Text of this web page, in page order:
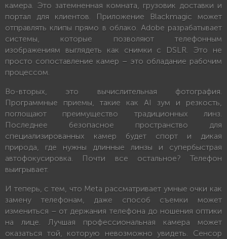
камера. Это затемненная комната, грузовик доставки и
портал для клиентов. Приложение Blackmagic может
отправлять клипы прямо в облако. Adobe разрабатывает
системы, которые позволяют телефонным
изображениям выглядеть как снимки с DSLR. Это не
просто сопоставление камер – это обладание рабочим
процессом.
Во-вторых, это вычислительная фотография.
Программные приемы, такие как AI зум и резкость,
поглощают преимущество традиционных линз.
Последнее безопасное пространство для
специализированных камер будет спорт и дикая
природа, где нужны длинные линзы и супербыстрая
автофокусировка. Почти все остальное? Телефон
выигрывает.
И теперь, с тем, что Meta рассматривает умные очки как
замену телефонам, даже способ съемки может
измениться – от держания телефона до ношения оптики
на лице. Лучшая профессиональная камера может
оказаться той, которую невозможно увидеть. Сенсор